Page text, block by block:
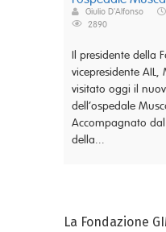
Giulio D'Alfonso
2890
Il presidente della
vicepresidente
visitato oggi il
dell’ospedale
Accompagnato dal
della...
La Fondazione